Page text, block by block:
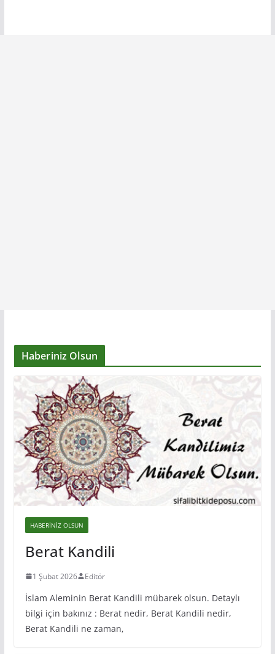
Haberiniz Olsun
HABERINIZ OLSUN
Berat Kandili
1 Şubat 2026 Editör
İslam Aleminin Berat Kandili mübarek olsun. Detaylı
bilgi için bakınız : Berat nedir, Berat Kandili nedir,
Berat Kandili ne zaman,